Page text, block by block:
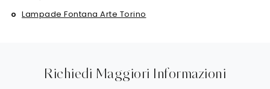
Lampade Fontana Arte Torino
Richiedi Maggiori Informazioni